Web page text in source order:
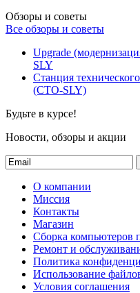
Обзоры и советы
Все обзоры и советы
Upgrade
SLY
Станция
(СТО-SLY)
Будьте в курсе!
Новости, обзоры и акции
О компании
Миссия
Контакты
Магазин
Сборка компьютеров
Ремонт и
Политика
Использование
Условия соглашения